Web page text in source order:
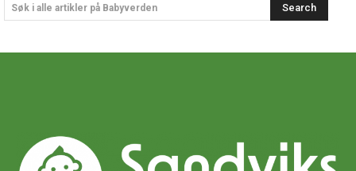
Søk i alle artikler på Babyverden Search